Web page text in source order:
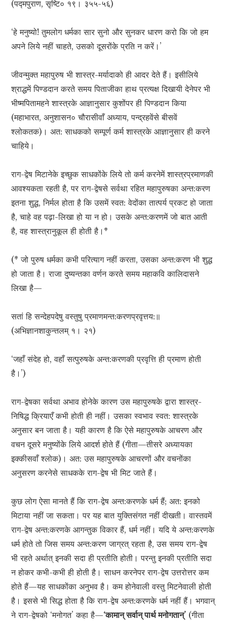
(पद्मपुराण, सृष्टि० १९। ३५५-५६)
‘हे मनुष्यो! तुमलोग धर्मका सार सुनो और सुनकर धारण करो कि जो हम
अपने लिये नहीं चाहते, उसको दूसरोंके प्रति न करें।’
जीवन्मुक्त महापुरुष भी शास्त्र-मर्यादाको ही आदर देते हैं। इसीलिये
श्राद्धमें पिण्डदान करते समय पिताजीका हाथ प्रत्यक्ष दिखायी देनेपर भी
भीष्मपितामहने शास्त्रके आज्ञानुसार कुशोंपर ही पिण्डदान किया
(महाभारत, अनुशासन० चौरासीवाँ अध्याय, पन्द्रहवेंसे बीसवें
श्लोकतक)। अत: साधकको सम्पूर्ण कर्म शास्त्रके आज्ञानुसार ही करने
चाहिये।
राग-द्वेष मिटानेके इच्छुक साधकोंके लिये तो कर्म करनेमें शास्त्रप्रमाणकी
आवश्यकता रहती है, पर राग-द्वेषसे सर्वथा रहित महापुरुषका अन्त:करण
इतना शुद्ध, निर्मल होता है कि उसमें स्वत: वेदोंका तात्पर्य प्रकट हो जाता
है, चाहे वह पढ़ा-लिखा हो या न हो। उसके अन्त:करणमें जो बात आती
है, वह शास्त्रानुकूल ही होती है।*
(* जो पुरुष धर्मका कभी परित्याग नहीं करता, उसका अन्त:करण भी शुद्ध
हो जाता है। राजा दुष्यन्तका वर्णन करते समय महाकवि कालिदासने
लिखा है—
सतां हि सन्देहपदेषु वस्तुषु प्रमाणमन्त:करणप्रवृत्तय:॥
(अभिज्ञानशाकुन्तलम् १। २१)
‘जहाँ संदेह हो, वहाँ सत्पुरुषके अन्त:करणकी प्रवृत्ति ही प्रमाण होती
है।’)
राग-द्वेषका सर्वथा अभाव होनेके कारण उस महापुरुषके द्वारा शास्त्र-
निषिद्ध क्रियाएँ कभी होती ही नहीं। उसका स्वभाव स्वत: शास्त्रके
अनुसार बन जाता है। यही कारण है कि ऐसे महापुरुषके आचरण और
वचन दूसरे मनुष्योंके लिये आदर्श होते हैं (गीता—तीसरे अध्यायका
इक्कीसवाँ श्लोक)। अत: उस महापुरुषके आचरणों और वचनोंका
अनुसरण करनेसे साधकके राग-द्वेष भी मिट जाते हैं।
कुछ लोग ऐसा मानते हैं कि राग-द्वेष अन्त:करणके धर्म हैं; अत: इनको
मिटाया नहीं जा सकता। पर यह बात युक्तिसंगत नहीं दीखती। वास्तवमें
राग-द्वेष अन्त:करणके आगन्तुक विकार हैं, धर्म नहीं। यदि ये अन्त:करणके
धर्म होते तो जिस समय अन्त:करण जाग्रत् रहता है, उस समय राग-द्वेष
भी रहते अर्थात् इनकी सदा ही प्रतीति होती। परन्तु इनकी प्रतीति सदा
न होकर कभी-कभी ही होती है। साधन करनेपर राग-द्वेष उत्तरोत्तर कम
होते हैं—यह साधकोंका अनुभव है। कम होनेवाली वस्तु मिटनेवाली होती
है। इससे भी सिद्ध होता है कि राग-द्वेष अन्त:करणके धर्म नहीं हैं। भगवान्
ने राग-द्वेषको ‘मनोगत’ कहा है—‘कामान् सर्वान् पार्थ मनोगतान्’ (गीता